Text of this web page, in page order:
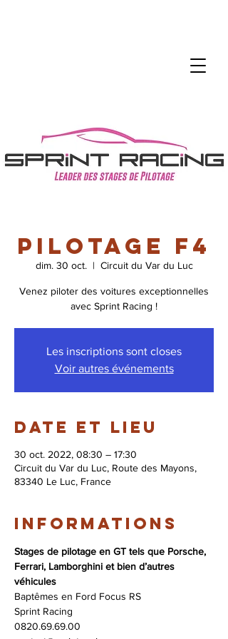
Pilotage F4
dim. 30 oct.
  |
Circuit du Var du Luc
Venez piloter des voitures exceptionnelles
avec Sprint Racing !
Les inscriptions sont closes
Voir autres événements
Date et lieu
30 oct. 2022, 08:30 – 17:30
Circuit du Var du Luc, Route des Mayons,
83340 Le Luc, France
Informations
Stages de pilotage en GT tels que Porsche,
Ferrari, Lamborghini et bien d’autres
véhicules
Baptêmes en Ford Focus RS
Sprint Racing
0820.69.69.00